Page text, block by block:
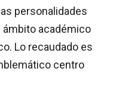
personalidades
ámbito académico
Lo recaudado es
centro